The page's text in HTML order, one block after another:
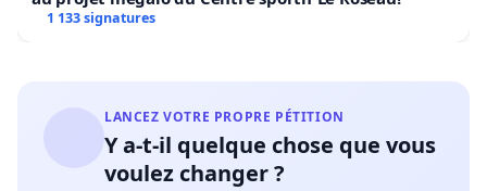
1 133 signatures
LANCEZ VOTRE PROPRE PÉTITION
Y a-t-il quelque chose que vous
voulez changer ?